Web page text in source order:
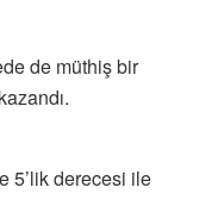
de müthiş bir
5’lik derecesi ile